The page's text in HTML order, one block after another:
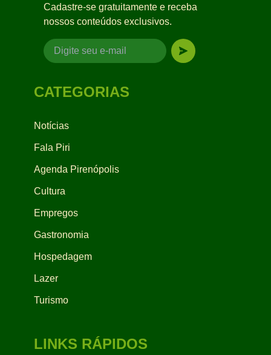
Cadastre-se gratuitamente e receba
nossos conteúdos exclusivos.
CATEGORIAS
Notícias
Fala Piri
Agenda Pirenópolis
Cultura
Empregos
Gastronomia
Hospedagem
Lazer
Turismo
LINKS RÁPIDOS